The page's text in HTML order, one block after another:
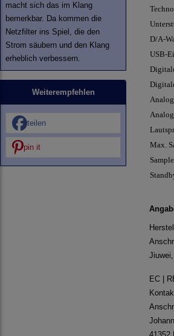
macht sich das im Klang
bemerkbar. Da kommen die
Netzfilter ins Spiel, die den
Strom säubern und den Klang
erheblich verbessern.
Weiterempfehlen
teilen
pin it
D/A-
USB-
Max.
EC |